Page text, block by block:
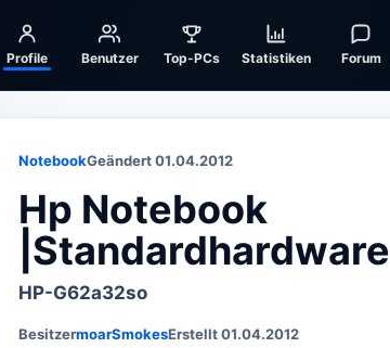
Profile Benutzer Top-PCs Statistiken Forum
NotebookGeändert 01.04.2012
Hp Notebook
|Standardhardware
HP-G62a32so
BesitzermoarSmokesErstellt 01.04.2012